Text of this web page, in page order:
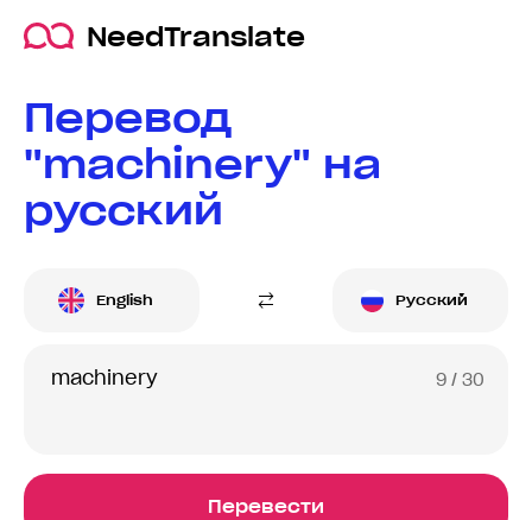
NeedTranslate
Перевод
"machinery" на
русский
English Русский
9 / 30
Перевести